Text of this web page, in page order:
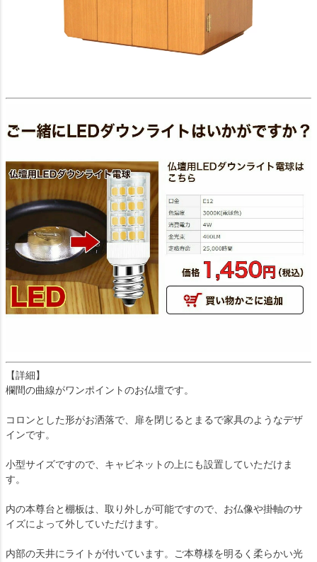
【詳細】
欄間の曲線がワンポイントのお仏壇です。
コロンとした形がお洒落で、扉を閉じるとまるで家具のようなデザ
インです。
小型サイズですので、キャビネットの上にも設置していただけま
す。
内の本尊台と棚板は、取り外しが可能ですので、お仏像や掛軸のサ
イズによって外していただけます。
内部の天井にライトが付いています。ご本尊様を明るく柔らかい光